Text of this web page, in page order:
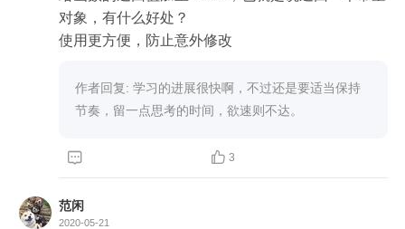
对象，有什么好处？
使用更方便，防止意外修改
作者回复: 学习的进展很快啊，不过还是要适当保持
节奏，留一点思考的时间，欲速则不达。
  3
范闲
2020-05-21